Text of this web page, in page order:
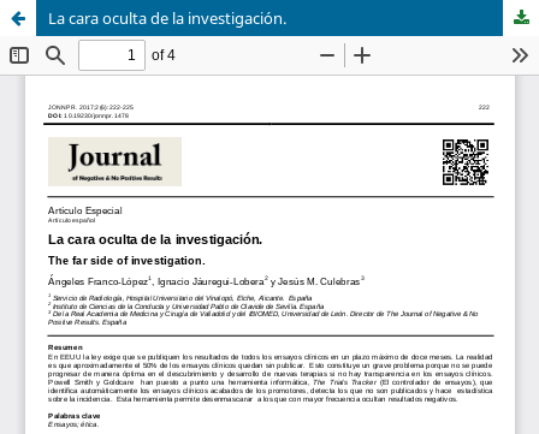
La cara oculta de la investigación.